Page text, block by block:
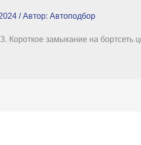
/ Автор: Автоподбор
Короткое замыкание на бортсеть